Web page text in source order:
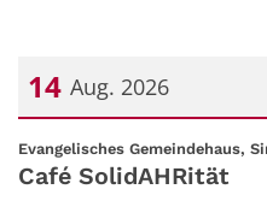
14 Aug. 2026
Datum: 14. August 2026
Evangelisches Gemeindehaus,
Café SolidAHRität